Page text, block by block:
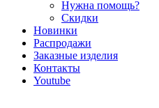
Нужна помощь?
Скидки
Новинки
Распродажи
Заказные изделия
Контакты
Youtube